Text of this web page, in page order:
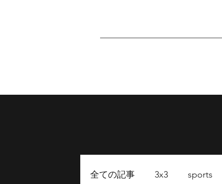
全ての記事 3x3 sports